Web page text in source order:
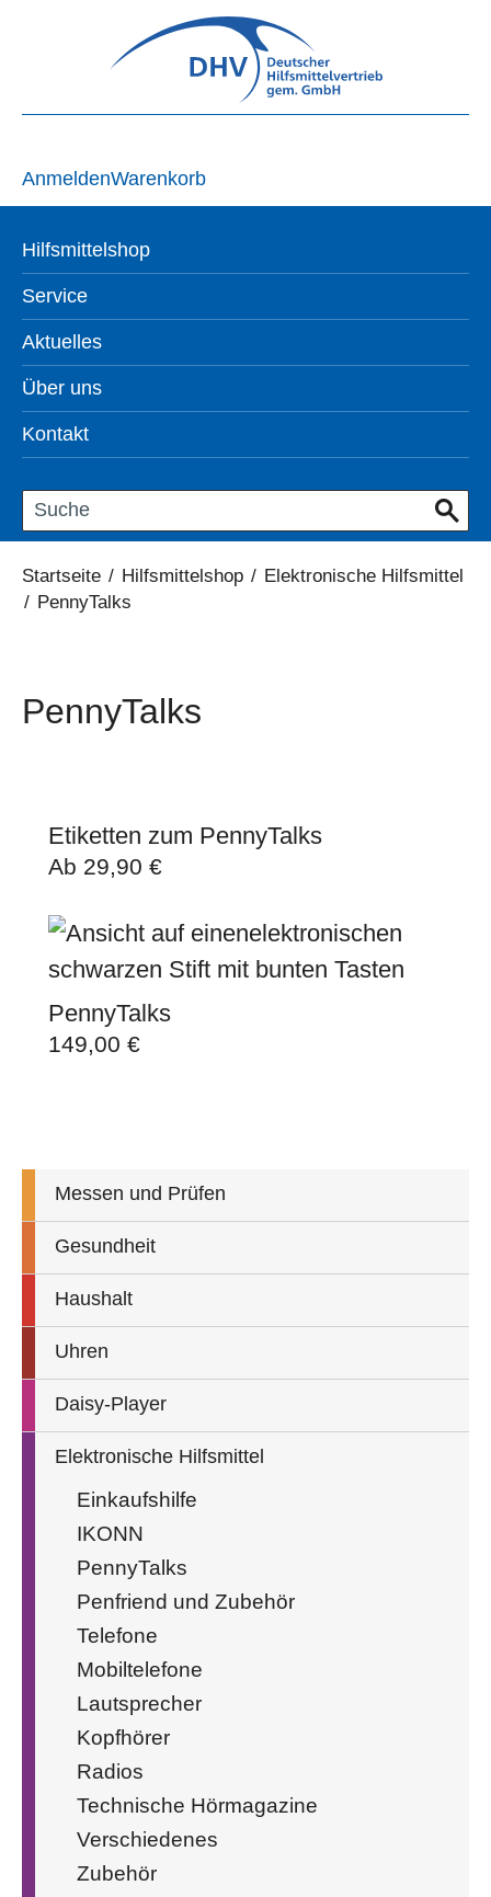
AnmeldenWarenkorb
Hilfsmittelshop
Service
Aktuelles
Über uns
Kontakt
Startseite / Hilfsmittelshop / Elektronische Hilfsmittel
/ PennyTalks
PennyTalks
Etiketten zum PennyTalks
Ab 29,90 €
PennyTalks
149,00 €
Messen und Prüfen
Gesundheit
Haushalt
Uhren
Daisy-Player
Elektronische Hilfsmittel
Einkaufshilfe
IKONN
PennyTalks
Penfriend und Zubehör
Telefone
Mobiltelefone
Lautsprecher
Kopfhörer
Radios
Technische Hörmagazine
Verschiedenes
Zubehör